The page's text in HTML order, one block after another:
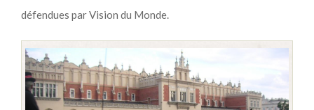
défendues par Vision du Monde.